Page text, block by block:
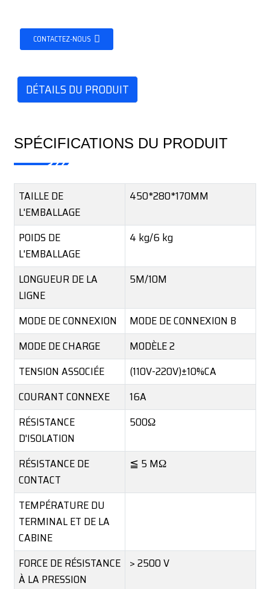
CONTACTEZ-NOUS
DÉTAILS DU PRODUIT
SPÉCIFICATIONS DU PRODUIT
TAILLE DE
L'EMBALLAGE
450*280*170MM
POIDS DE
L'EMBALLAGE
4 kg/6 kg
LONGUEUR DE LA
LIGNE
5M/10M
MODE DE CONNEXION
MODE DE CONNEXION B
MODE DE CHARGE
MODÈLE 2
TENSION ASSOCIÉE
(110V-220V)±10%CA
COURANT CONNEXE
16A
RÉSISTANCE
D'ISOLATION
500Ω
RÉSISTANCE DE
CONTACT
≦ 5 MΩ
TEMPÉRATURE DU
TERMINAL ET DE LA
CABINE
FORCE DE RÉSISTANCE
À LA PRESSION
> 2500 V